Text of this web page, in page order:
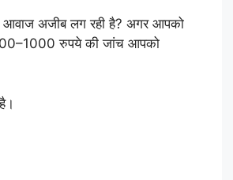
आवाज अजीब लग रही है? अगर आपको
रुपये की जांच आपको